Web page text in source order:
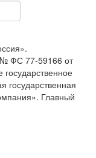
№ ФС 77-59166 от
государственная
Главный